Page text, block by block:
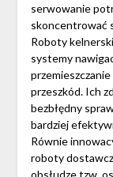
serwowanie
skoncentrować
Roboty
systemy
przeszkód. Ich
bezbłędny
bardziej
Równie
roboty
obsłudze tzw.